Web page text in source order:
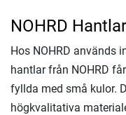
NOHRD Hantlar
Hos NOHRD används
hantlar från NOHRD
fyllda med små kulor.
högkvalitativa